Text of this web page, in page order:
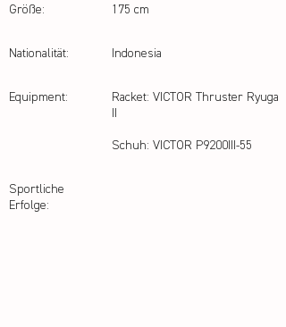
Größe:
Nationalität:
Equipment:
Sportliche
Erfolge:
175 cm
Indonesia
Racket: VICTOR Thruster Ryuga
Schuh: VICTOR P9200III-55